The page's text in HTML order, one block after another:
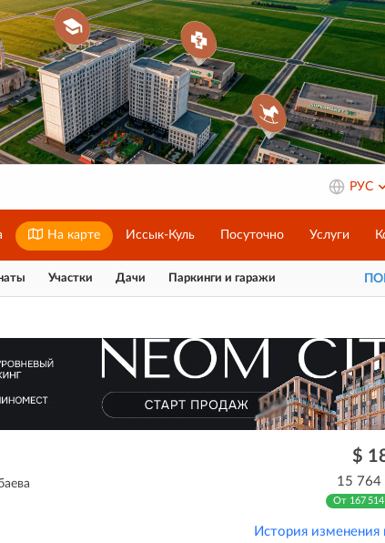
РУС
На карте Иссык-Куль Посуточно Услуги
Участки Дачи Паркинги и гаражи
$
15 764
От 167
История изменения